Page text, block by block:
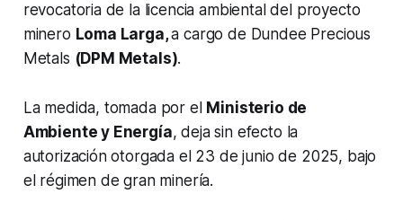
revocatoria de la licencia ambiental del proyecto
minero Loma Larga,a cargo de Dundee Precious
Metals (DPM Metals).
La medida, tomada por el Ministerio de
Ambiente y Energía, deja sin efecto la
autorización otorgada el 23 de junio de 2025, bajo
el régimen de gran minería.